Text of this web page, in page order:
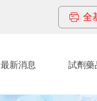
ꁧ 全
最新消息 試劑藥